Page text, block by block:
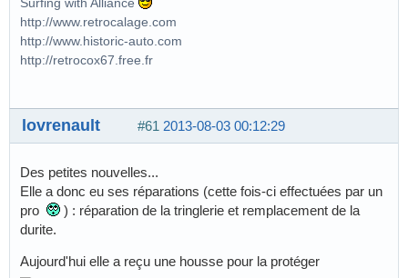
Surfing with Alliance
http://www.retrocalage.com
http://www.historic-auto.com
http://retrocox67.free.fr
#61 2013-08-03 00:12:29
lovrenault
Des petites nouvelles...
Elle a donc eu ses réparations (cette fois-ci effectuées par un
pro
) : réparation de la tringlerie et remplacement de la
durite.
Aujourd'hui elle a reçu une housse pour la protéger